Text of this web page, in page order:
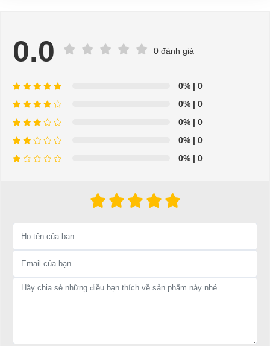
kinh doanh như sân golf, resot, khu du lịch,…
thể chở khách vừa chở được vật dụng của khách? Đây là điều
khiến bạn không thể nào bỏ qua dòng xe điện chở hàng 2 chỗ LT-
1. Đặc điểm của XE ĐIỆN SÂN GOLF LVTONG_A2.H2
0.0 0 đánh giá
0% | 0
0% | 0
0% | 0
0% | 0
0% | 0